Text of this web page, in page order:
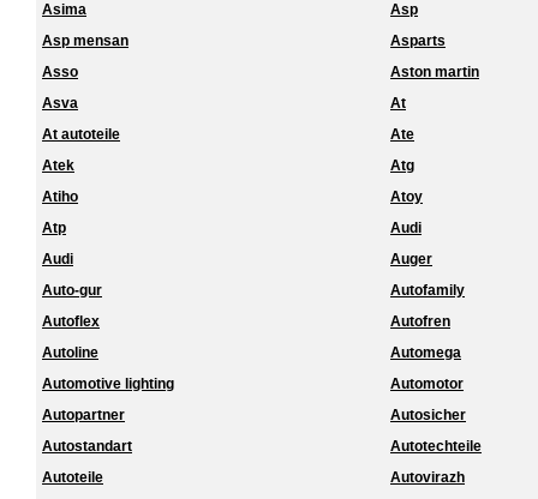
Asima
Asp
Asp mensan
Asparts
Asso
Aston martin
Asva
At
At autoteile
Ate
Atek
Atg
Atiho
Atoy
Atp
Audi
Audi
Auger
Auto-gur
Autofamily
Autoflex
Autofren
Autoline
Automega
Automotive lighting
Automotor
Autopartner
Autosicher
Autostandart
Autotechteile
Autoteile
Autovirazh